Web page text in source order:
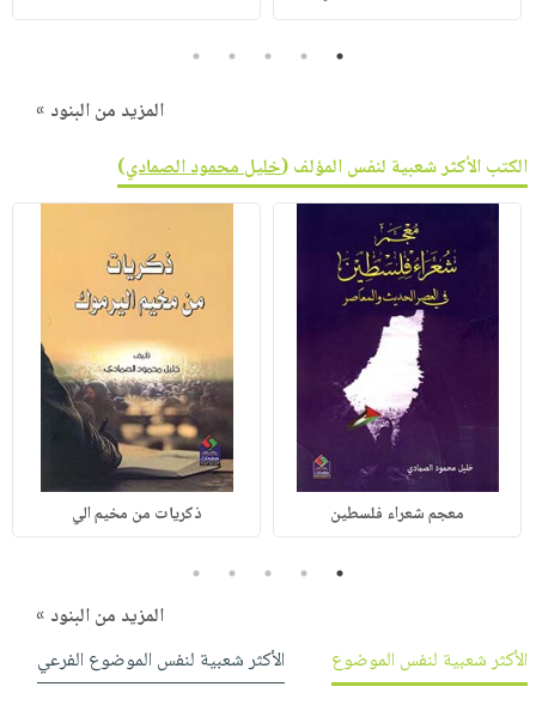
1
2
3
4
5
المزيد من البنود »
الكتب الأكثر شعبية لنفس المؤلف (خليل محمود الصمادي)
معجم شعراء فلسطين ذكريات من مخيم الي
1
2
3
4
5
المزيد من البنود »
الأكثر شعبية لنفس الموضوع
الأكثر شعبية لنفس الموضوع الفرعي